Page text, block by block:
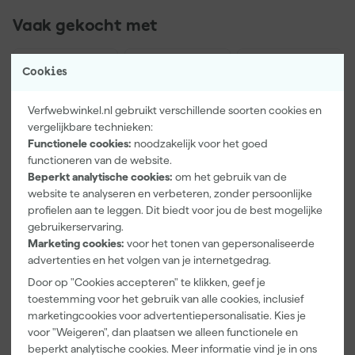
Cookies
Verfwebwinkel.nl gebruikt verschillende soorten cookies en
vergelijkbare technieken:
Functionele cookies: noodzakelijk voor het goed
functioneren van de website.
Beperkt analytische cookies: om het gebruik van de
website te analyseren en verbeteren, zonder persoonlijke
profielen aan te leggen. Dit biedt voor jou de best mogelijke
gebruikerservaring.
Marketing cookies: voor het tonen van gepersonaliseerde
advertenties en het volgen van je internetgedrag.
Door op "Cookies accepteren" te klikken, geef je
toestemming voor het gebruik van alle cookies, inclusief
marketingcookies voor advertentiepersonalisatie. Kies je
voor "Weigeren", dan plaatsen we alleen functionele en
beperkt analytische cookies. Meer informatie vind je in ons
Vaak gekocht met
Paintura
Lucamax
Washi tape -
50mx24mm
bezorgd
Adviesprijs 6,00
Kleurenwaaie
r
bezorgd
Go!Paint Roll
Verfbak -
12cm Roller -
0,5L + 5
Inzetbakken
bezorgd